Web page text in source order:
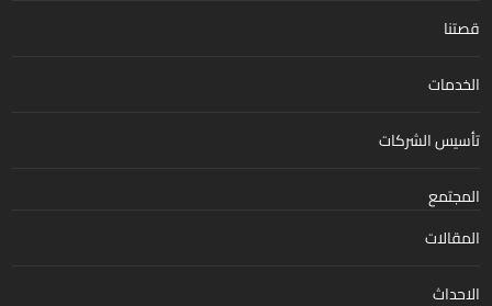
قصتنا
الخدمات
تأسيس الشركات
المجتمع
المقالات
الاحداث